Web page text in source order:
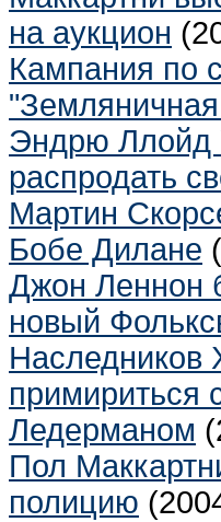
на аукцион
Кампания по
Эндрю Ллойд
распродать
Мартин
Бобе Дилане
Джон Леннон
новый
Наследников
примириться
Ледерманом
Пол
полицию